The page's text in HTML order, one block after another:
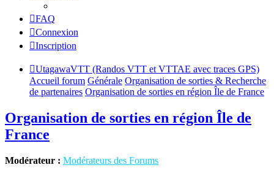
FAQ
Connexion
Inscription
UtagawaVTT (Randos VTT et VTTAE avec traces GPS)
Accueil forum Générale Organisation de sorties & Recherche
de partenaires Organisation de sorties en région Île de France
Organisation de sorties en région Île de
France
Modérateur : Modérateurs des Forums